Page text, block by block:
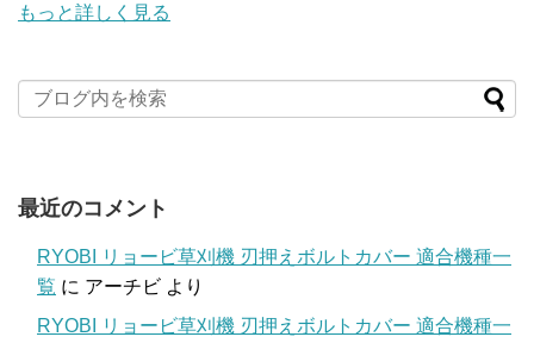
もっと詳しく見る
最近のコメント
RYOBI リョービ草刈機 刃押えボルトカバー 適合機種一
覧 に アーチビ より
RYOBI リョービ草刈機 刃押えボルトカバー 適合機種一